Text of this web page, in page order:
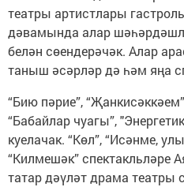
театры артистлары
дәвамында алар
белән сөендерәчәк. Алар
таныш әсәрләр дә һәм яңа
“Бию пәрие”,
“Бабайлар чуагы”,
куелачак. “Көл”, “Исәнме,
“Килмешәк” спектакльләре
татар дәүләт драма театры